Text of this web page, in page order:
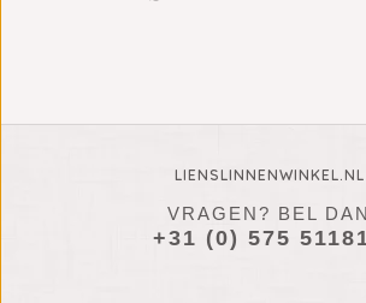
LIENSLINNENWINKEL.NL
VRAGEN? BEL DAN
+31 (0) 575